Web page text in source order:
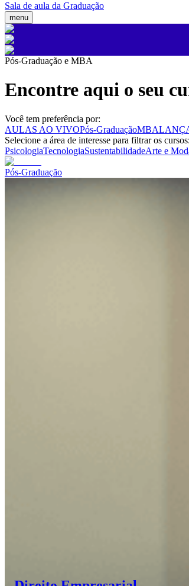
Sala de aula da Graduação
menu
Pós-Graduação e MBA
Encontre aqui o seu
Você tem preferência por:
AULAS AO VIVOPós-GraduaçãoMBA
Selecione a área de interesse para filtrar os cursos:
PsicologiaTecnologiaSustentabilidadeArte e
Pós-Graduação